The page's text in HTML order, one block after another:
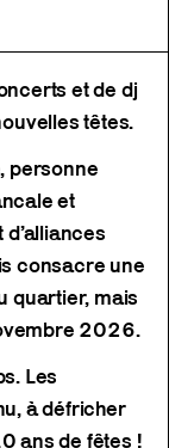
et de dj
têtes.
personne
et
consacre une
quartier, mais
2026.
Les
à défricher
ans de fêtes !